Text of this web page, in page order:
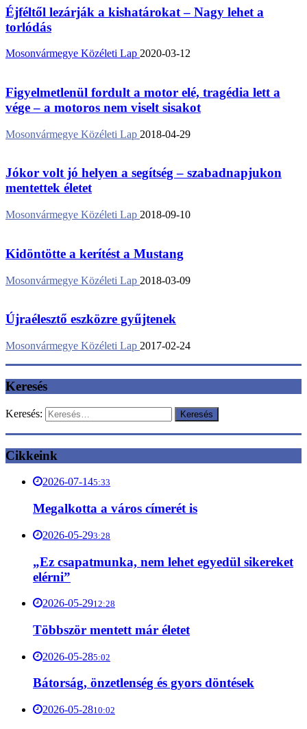
Éjféltől lezárják a kishatárokat – Nagy lehet a
torlódás
Mosonvármegye Közéleti Lap 2020-03-12
Figyelmetlenül fordult a motor elé, tragédia lett a
vége – a motoros nem viselt sisakot
Mosonvármegye Közéleti Lap 2018-04-29
Jókor volt jó helyen a segítség – szabadnapjukon
mentettek életet
Mosonvármegye Közéleti Lap 2018-09-10
Kidöntötte a kerítést a Mustang
Mosonvármegye Közéleti Lap 2018-03-09
Újraélesztő eszközre gyűjtenek
Mosonvármegye Közéleti Lap 2017-02-24
Keresés
Keresés:
Cikkeink
2026-07-145:33
Megalkotta a város címerét is
2026-05-293:28
„Ez csapatmunka, nem lehet egyedül sikereket
elérni”
2026-05-2912:28
Többször mentett már életet
2026-05-285:02
Bátorság, önzetlenség és gyors döntések
2026-05-2810:02